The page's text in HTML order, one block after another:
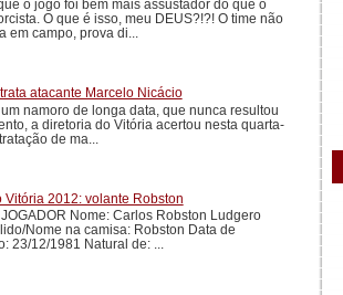
o jogo foi bem mais assustador do que o
O que é isso, meu DEUS?!?! O time não
em campo, prova di...
atacante Marcelo Nicácio
namoro de longa data, que nunca resultou
a diretoria do Vitória acertou nesta quarta-
de ma...
Vitória 2012: volante Robston
JOGADOR Nome: Carlos Robston Ludgero
Nome na camisa: Robston Data de
23/12/1981 Natural de: ...